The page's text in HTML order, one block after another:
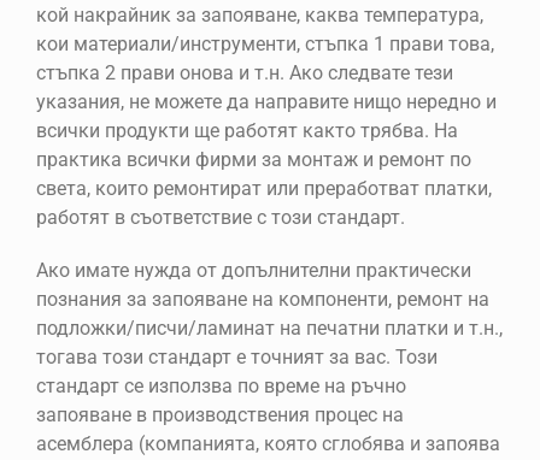
кой накрайник за запояване, каква температура,
кои материали/инструменти, стъпка 1 прави това,
стъпка 2 прави онова и т.н. Ако следвате тези
указания, не можете да направите нищо нередно и
всички продукти ще работят както трябва. На
практика всички фирми за монтаж и ремонт по
света, които ремонтират или преработват платки,
работят в съответствие с този стандарт.
Ако имате нужда от допълнителни практически
познания за запояване на компоненти, ремонт на
подложки/писчи/ламинат на печатни платки и т.н.,
тогава този стандарт е точният за вас. Този
стандарт се използва по време на ръчно
запояване в производствения процес на
асемблера (компанията, която сглобява и запоява